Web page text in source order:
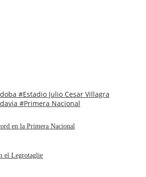
#Estadio Julio Cesar Villagra
#Primera Nacional
en la Primera Nacional
el Legrotaglie